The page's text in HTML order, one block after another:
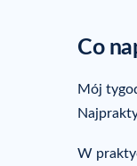
Co
Mój
W